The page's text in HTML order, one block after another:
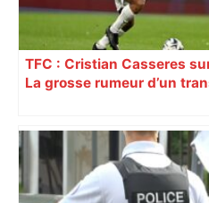
TFC : Cristian Casseres
La grosse rumeur d’un